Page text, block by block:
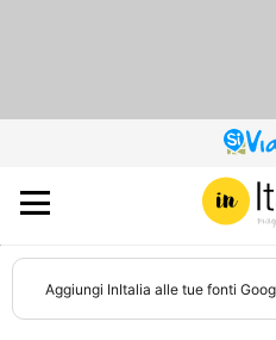
Aggiungi InItalia alle tue fonti